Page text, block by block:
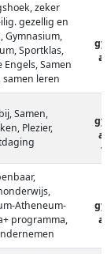
zeker
gezellig en
Gymnasium,
Sportklas,
Samen
leren
Samen,
Plezier,
Atheneum-
programma,